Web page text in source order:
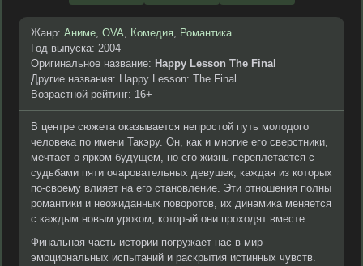
Жанр: Аниме, OVA, Комедия, Романтика
Год выпуска: 2004
Оригинальное название: Happy Lesson The Final
Другие названия: Happy Lesson: The Final
Возрастной рейтинг: 16+
В центре сюжета оказывается непростой путь молодого
человека по имени Такэру. Он, как и многие его сверстники,
мечтает о ярком будущем, но его жизнь переплетается с
судьбами пяти очаровательных девушек, каждая из которых
по-своему влияет на его становление. Эти отношения полны
романтики и неожиданных поворотов, их динамика меняется
с каждым новым уроком, который они проходят вместе.
Финальная часть истории погружает нас в мир
эмоциональных испытаний и раскрытия истинных чувств.